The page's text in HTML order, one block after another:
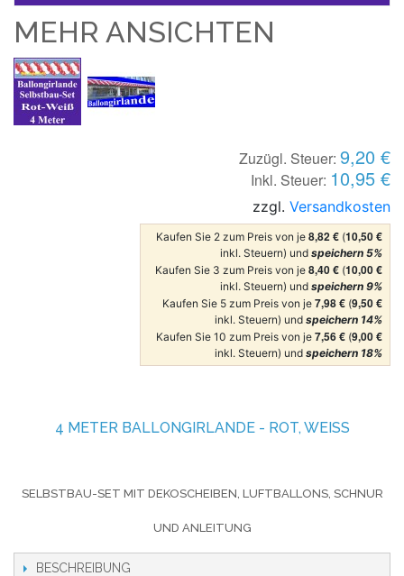
MEHR ANSICHTEN
Zuzügl. Steuer: 9,20 €
Inkl. Steuer: 10,95 €
zzgl. Versandkosten
Kaufen Sie 2 zum Preis von je 8,82 € (10,50 €
inkl. Steuern) und speichern 5%
Kaufen Sie 3 zum Preis von je 8,40 € (10,00 €
inkl. Steuern) und speichern 9%
Kaufen Sie 5 zum Preis von je 7,98 € (9,50 €
inkl. Steuern) und speichern 14%
Kaufen Sie 10 zum Preis von je 7,56 € (9,00 €
inkl. Steuern) und speichern 18%
4 METER BALLONGIRLANDE - ROT, WEISS
SELBSTBAU-SET MIT DEKOSCHEIBEN, LUFTBALLONS, SCHNUR
UND ANLEITUNG
BESCHREIBUNG